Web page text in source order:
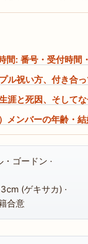
間: 番号・受付時間
ル祝い方、付き合
涯と死因、そして
メンバーの年齢・
ゴードン ·
(ゲキサカ) ·
合意